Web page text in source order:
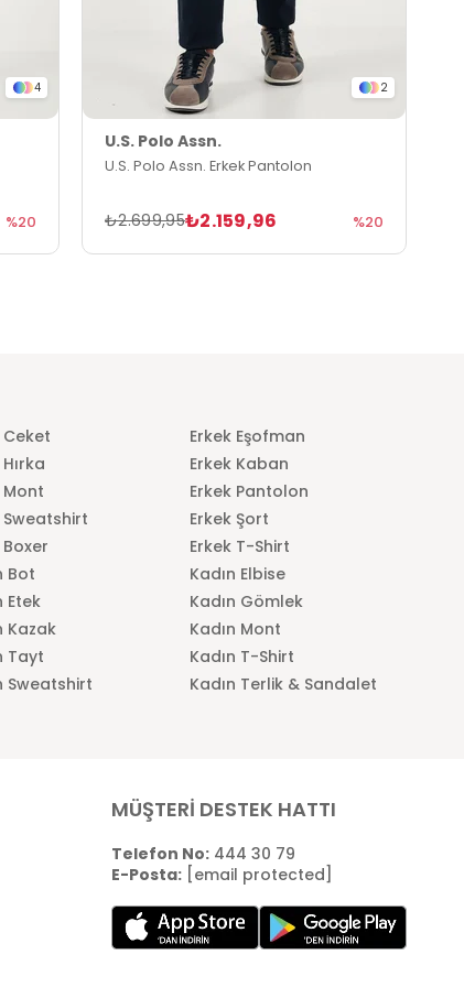
4
%20
2
U.S. Polo Assn.
U.S. Polo Assn. Erkek Pantolon
₺2.159,96
₺2.699,95 %20
Ceket
Erkek Eşofman
Erkek Kaban
Mont
Erkek Pantolon
Sweatshirt
Erkek Şort
Boxer
Erkek T-Shirt
Bot
Kadın Elbise
Etek
Kadın Gömlek
Kazak
Kadın Mont
Tayt
Kadın T-Shirt
Sweatshirt Kadın Terlik & Sandalet
MÜŞTERİ DESTEK HATTI
Telefon No:444 30 79
E-Posta: [email protected]